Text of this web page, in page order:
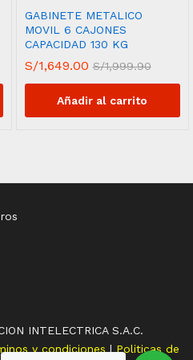
GABINETE METALICO
MOVIL 6 CAJONES
CAPACIDAD 130 KG
S/1,649.00 S/1,999.90
Añadir al carrito
INTELECTRICA S.A.C.
y condiciones|Politicas de